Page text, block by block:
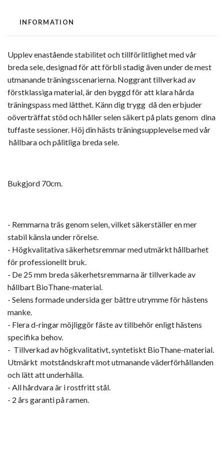
INFORMATION
Upplev enastående stabilitet och tillförlitlighet med vår
breda sele, designad för att förbli stadig även under de mest
utmanande träningsscenarierna. Noggrant tillverkad av
förstklassiga material, är den byggd för att klara hårda
träningspass med lätthet. Känn dig trygg då den erbjuder
oöverträffat stöd och håller selen säkert på plats genom dina
tuffaste sessioner. Höj din hästs träningsupplevelse med vår
hållbara och pålitliga breda sele.
Bukgjord 70cm.
- Remmarna träs genom selen, vilket säkerställer en mer
stabil känsla under rörelse.
- Högkvalitativa säkerhetsremmar med utmärkt hållbarhet
för professionellt bruk.
- De 25 mm breda säkerhetsremmarna är tillverkade av
hållbart BioThane-material.
- Selens formade undersida ger bättre utrymme för hästens
manke.
- Flera d-ringar möjliggör fäste av tillbehör enligt hästens
specifika behov.
- Tillverkad av högkvalitativt, syntetiskt BioThane-material.
Utmärkt motståndskraft mot utmanande väderförhållanden
och lätt att underhålla.
- All hårdvara är i rostfritt stål.
- 2 års garanti på ramen.